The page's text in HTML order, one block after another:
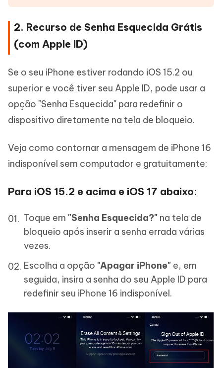
2. Recurso de Senha Esquecida Grátis
(com Apple ID)
Se o seu iPhone estiver rodando iOS 15.2 ou
superior e você tiver seu Apple ID, pode usar a
opção "Senha Esquecida" para redefinir o
dispositivo diretamente na tela de bloqueio.
Veja como contornar a mensagem de iPhone 16
indisponível sem computador e gratuitamente:
Para iOS 15.2 e acima e iOS 17 abaixo:
Toque em "Senha Esquecida?" na tela de
bloqueio após inserir a senha errada várias
vezes.
Escolha a opção "Apagar iPhone" e, em
seguida, insira a senha do seu Apple ID para
redefinir seu iPhone 16 indisponível.